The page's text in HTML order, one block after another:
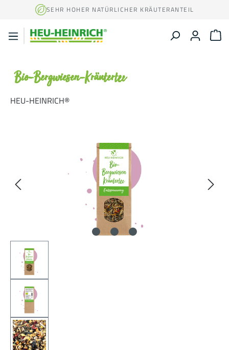
Zum Hauptinhalt springenSEHR HOHER NATÜRLICHER KRÄUTERANTEIL
Bio-Bergwiesen-Kräutertee
HEU-HEINRICH®